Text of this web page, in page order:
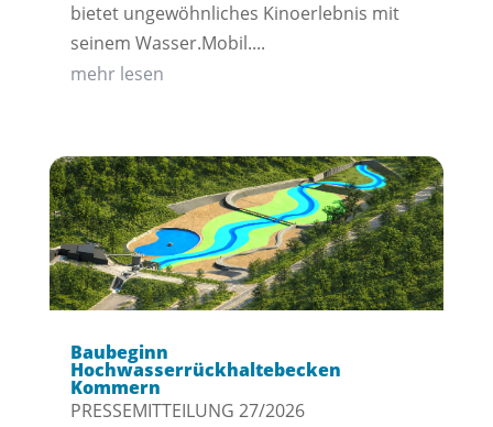
bietet ungewöhnliches Kinoerlebnis mit
seinem Wasser.Mobil....
mehr lesen
Baubeginn
Hochwasserrückhaltebecken
Kommern
PRESSEMITTEILUNG 27/2026